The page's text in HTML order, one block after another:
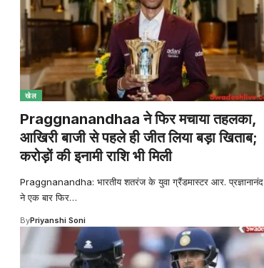
खेल
Praggnanandhaa ने फिर मचाया तहलका,
आखिरी बाजी से पहले ही जीत लिया बड़ा खिताब;
करोड़ों की इनामी राशि भी मिली
Praggnanandha: भारतीय शतरंज के युवा ग्रैंडमास्टर आर. प्रज्ञानानंद
ने एक बार फिर…
ByPriyanshi Soni